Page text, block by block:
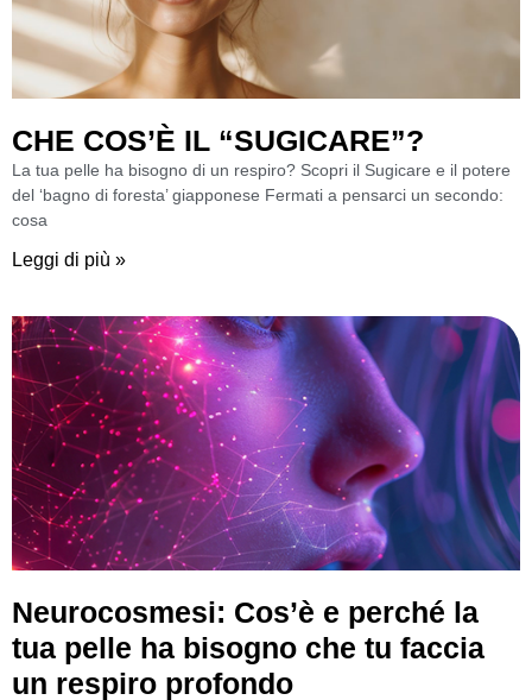
CHE COS’È IL “SUGICARE”?
La tua pelle ha bisogno di un respiro? Scopri il Sugicare e il potere
del ‘bagno di foresta’ giapponese Fermati a pensarci un secondo:
cosa
Leggi di più »
Neurocosmesi: Cos’è e perché la
tua pelle ha bisogno che tu faccia
un respiro profondo